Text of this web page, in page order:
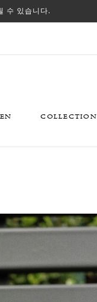
수 있습니다.
COLLECTION